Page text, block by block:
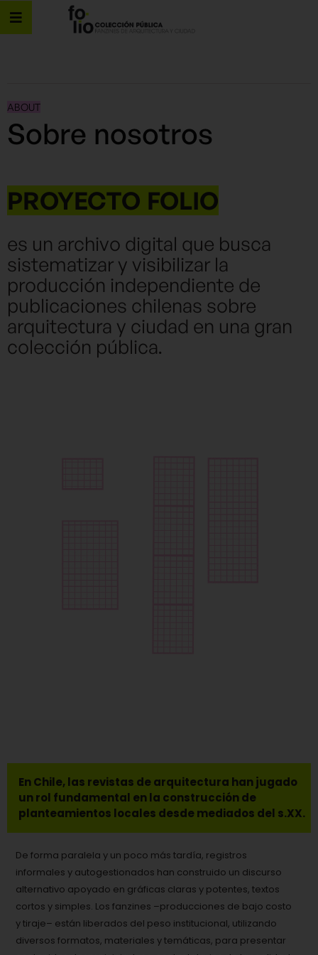
ABOUT
Sobre nosotros
PROYECTO FOLIO
es un archivo digital que busca
sistematizar y visibilizar la
producción independiente de
publicaciones chilenas sobre
arquitectura y ciudad en una gran
colección pública.
En Chile, las revistas de arquitectura han jugado
un rol fundamental en la construcción de
planteamientos locales desde mediados del s.XX.
De forma paralela y un poco más tardía, registros
informales y autogestionados han construido un discurso
alternativo apoyado en gráficas claras y potentes, textos
cortos y simples. Los fanzines –producciones de bajo costo
y tiraje– están liberados del peso institucional, utilizando
diversos formatos, materiales y temáticas, para presentar